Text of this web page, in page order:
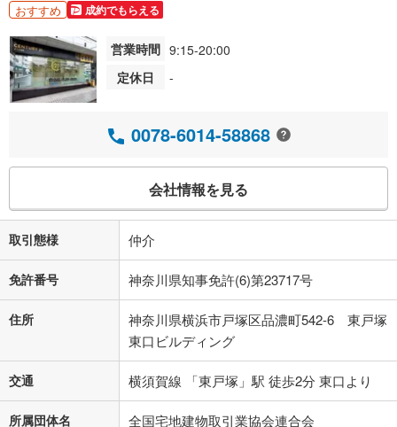
おすすめ 成約でもらえる
営業時間 9:15-20:00
定休日
-
0078-6014-58868
会社情報を見る
取引態様 仲介
免許番号 神奈川県知事免許(6)第23717号
住所
神奈川県横浜市戸塚区品濃町542-6 東戸塚
東口ビルディング
交通 横須賀線 「東戸塚」駅 徒歩2分 東口より
所属団体名 全国宅地建物取引業協会連合会